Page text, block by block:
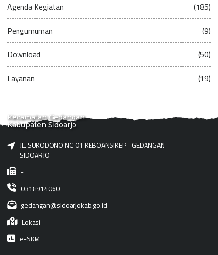
Agenda Kegiatan (185)
Pengumuman (9)
Download (50)
Layanan (19)
Kecamatan Gedangan
Kabupaten Sidoarjo
JL. SUKODONO NO 01 KEBOANSIKEP - GEDANGAN -
SIDOARJO
-
0318914060
gedangan@sidoarjokab.go.id
Lokasi
e-SKM